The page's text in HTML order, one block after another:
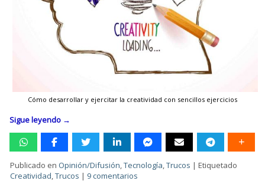
Cómo desarrollar y ejercitar la creatividad con sencillos ejercicios
Sigue leyendo →
Publicado en Opinión/Difusión,Tecnología,Trucos |Etiquetado
Creatividad,Trucos | 9 comentarios